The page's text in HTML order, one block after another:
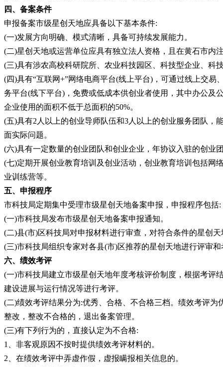
四、备案条件
申报备案市级星创天地应具备以下基本条件:
(一)发展方向明确、模式清晰，具备可持续发展能力。
(二)星创天地或运营单位应具有独立法人资格，且在黄石市内
(三)具有涉农高校科研院所、农业科技园区、科技型企业、科
(四)具有“互联网+”网络电商平台(线上平台)，可通过线上交
务平台(线下平台)，免费或低成本供创业者使用，其中办公及
企业使用的面积不低于总面积的50%。
(五)具有2人以上的创业导师队伍和3人以上的创业服务团队
面实际问题。
(六)具有一定数量的创业团队和创业企业，年协议入驻的创业
(七)定期开展创业教育培训及创业活动，创业教育培训包括网
业训练营等。
五、申报程序
市科技局定期集中受理市级星创天地备案申报，申报程序包括:
(一)市科技局发布市级星创天地备案申报通知。
(二)县(市)区科技局对申报材料进行审查，对符合条件的星创
(三)市科技局组织专家对各县(市)区推荐的星创天地进行评审
六、绩效考评
(一)市科技局建立市级星创天地年度考核评价制度，根据考评
建设进展与运行情况等进行考评。
(二)绩效考评结果分为:优秀、合格、不合格三档。绩效考评
整改，整改不合格的，退出备案管理。
(三)有下列行为的，直接认定为不合格:
1、非客观原因不按时提供绩效考评材料的。
2、在绩效考评中弄虚作假，虚报瞒报相关信息的。